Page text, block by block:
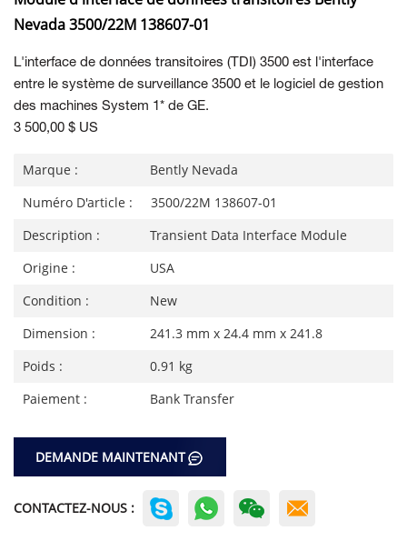
Nevada 3500/22M 138607-01
L'interface de données transitoires (TDI) 3500 est l'interface
entre le système de surveillance 3500 et le logiciel de gestion
des machines System 1* de GE.
3 500,00 $ US
Marque :
Bently Nevada
Numéro D'article :
3500/22M 138607-01
Description :
Transient Data Interface Module
Origine :
USA
Condition :
New
Dimension :
241.3 mm x 24.4 mm x 241.8
Poids :
0.91 kg
Paiement :
Bank Transfer
DEMANDE MAINTENANT
CONTACTEZ-NOUS :